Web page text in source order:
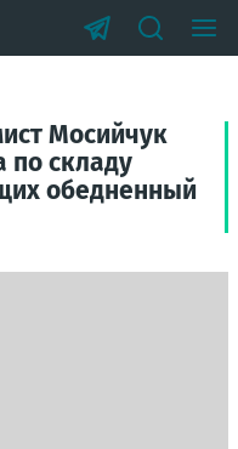
Мосийчук
по складу
обедненный